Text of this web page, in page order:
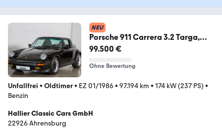
NEU
Porsche 911 Carrera 3.2 Targa,
3.Hand, top Historie !
99.500 €
Ohne Bewertung
Unfallfrei • Oldtimer• EZ 01/1986• 97.194 km • 174 kW (237 PS) •
Benzin
Hallier Classic Cars GmbH
22926 Ahrensburg